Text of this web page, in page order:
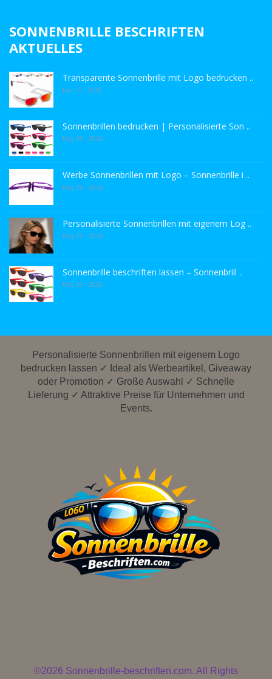
SONNENBRILLE BESCHRIFTEN
AKTUELLES
Transparente Sonnenbrille mit Logo bedrucken ..
Jun 12 - 2026
Sonnenbrillen bedrucken | Personalisierte Son ..
May 29 - 2026
Werbe Sonnenbrillen mit Logo – Sonnenbrille i ..
May 29 - 2026
Personalisierte Sonnenbrillen mit eigenem Log ..
May 29 - 2026
Sonnenbrille beschriften lassen – Sonnenbrill ..
May 29 - 2026
Personalisierte Sonnenbrillen mit eigenem Logo
bedrucken lassen ✓ Ideal als Werbeartikel, Giveaway
oder Promotion ✓ Große Auswahl ✓ Schnelle
Lieferung ✓ Attraktive Preise für Unternehmen und
Events.
©2026 Sonnenbrille-beschriften.com. All Rights